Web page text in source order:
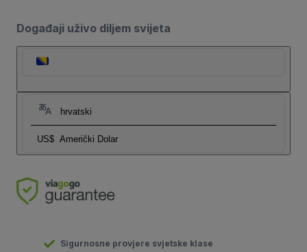
Događaji uživo diljem svijeta
hrvatski
US$ Američki Dolar
Sigurnosne provjere svjetske klase